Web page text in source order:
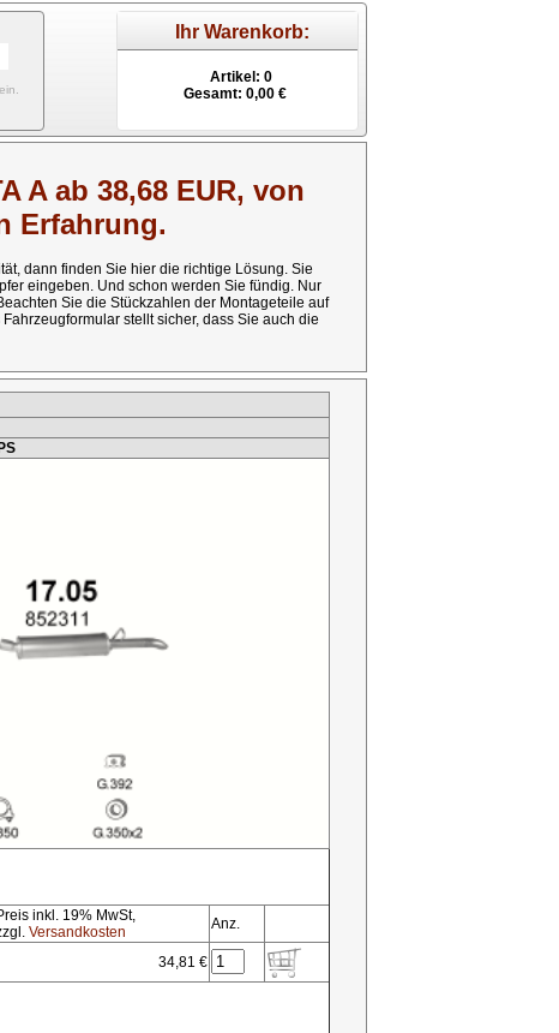
Ihr Warenkorb:
Artikel: 0
Gesamt: 0,00 €
A ab 38,68 EUR, von
Erfahrung.
dann finden Sie hier die richtige Lösung. Sie
eingeben. Und schon werden Sie fündig. Nur
Sie die Stückzahlen der Montageteile auf
stellt sicher, dass Sie auch die
inkl. 19% MwSt,
Versandkosten Anz.
34,81 €